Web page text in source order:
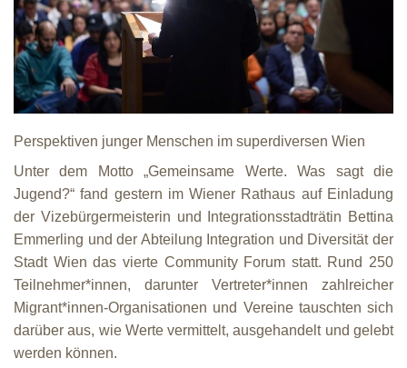
Kultur
Geschichte
Wirtschaft
Kunst
Sport
Presse
Veranstaltungen
Perspektiven junger Menschen im superdiversen Wien
Unter dem Motto „Gemeinsame Werte. Was sagt die
Jugend?“ fand gestern im Wiener Rathaus auf Einladung
der Vizebürgermeisterin und Integrationsstadträtin Bettina
Emmerling und der Abteilung Integration und Diversität der
Stadt Wien das vierte Community Forum statt. Rund 250
Teilnehmer*innen, darunter Vertreter*innen zahlreicher
Migrant*innen-Organisationen und Vereine tauschten sich
darüber aus, wie Werte vermittelt, ausgehandelt und gelebt
werden können.